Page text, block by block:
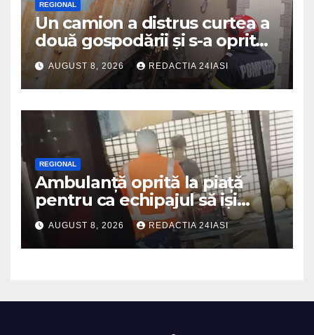
REGIONAL
Un camion a distrus curtea a
două gospodării și s-a oprit
intr-o locuință
AUGUST 8, 2026 REDACTIA 24IASI
REGIONAL
Ambulanță oprită la piață
pentru ca echipajul să iși
cumpere pepene și legume.
DSU a anuntat că va aplica
sancțiuni
AUGUST 8, 2026 REDACTIA 24IASI